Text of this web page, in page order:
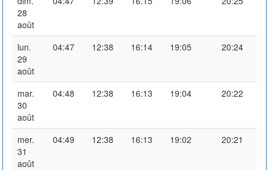
28
août
lun.
29
août
04:47 12:38 16:14 19:05 20:24
mar.
30
août
04:48 12:38 16:13 19:04 20:22
mer.
31
août
04:49 12:38 16:13 19:02 20:21